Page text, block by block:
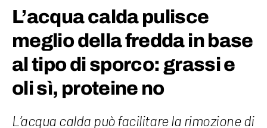
L’acqua calda pulisce
meglio della fredda in base
al tipo di sporco: grassi e
oli sì, proteine no
L’acqua calda può facilitare la rimozione di